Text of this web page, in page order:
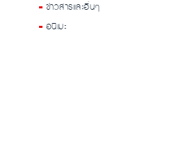
ข่าวสารและอื่นๆ
อนิเมะ